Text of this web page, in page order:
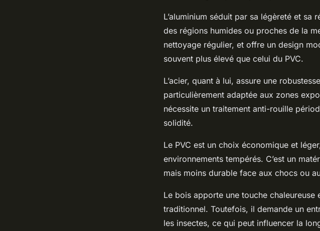
L’aluminium séduit par sa légèreté et
des régions humides ou proches de la
nettoyage régulier, et offre un design
souvent plus élevé que celui du PVC.
L’acier, quant à lui, assure une
particulièrement adaptée aux zones
nécessite un traitement anti-rouille
solidité.
Le PVC est un choix économique et
environnements tempérés. C’est un
mais moins durable face aux chocs ou
Le bois apporte une touche
traditionnel. Toutefois, il demande un
les insectes, ce qui peut influencer la